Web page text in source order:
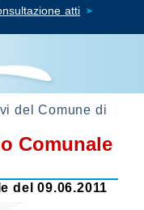
atti
del Comune di
Comunale
del 09.06.2011